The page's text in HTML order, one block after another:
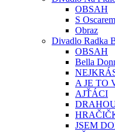
OBSAH
S
Obraz
Divadlo Radka
OBSAH
Bella
A JE TO
AJŤÁCI
JSEM